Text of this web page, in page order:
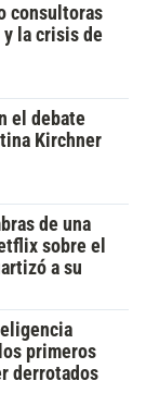
consultoras
la crisis de
el debate
Kirchner
de una
sobre el
a su
primeros
derrotados